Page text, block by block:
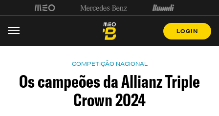
LOGIN
COMPETIÇÃO NACIONAL
Os campeões da Allianz Triple
Crown 2024